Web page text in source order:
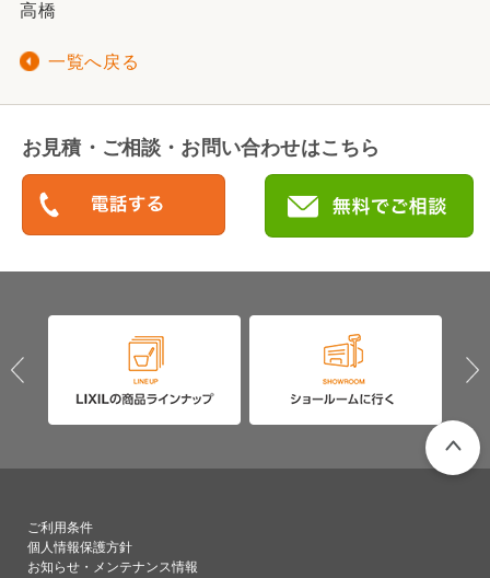
高橋
一覧へ戻る
お見積・ご相談・お問い合わせはこちら
ご利用条件
個人情報保護方針
お知らせ・メンテナンス情報